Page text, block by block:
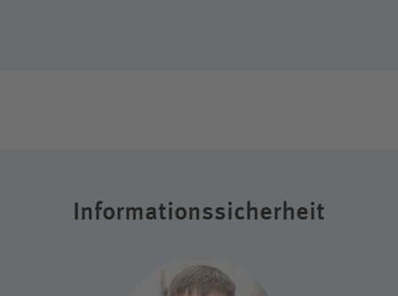
Informations­sicherheit